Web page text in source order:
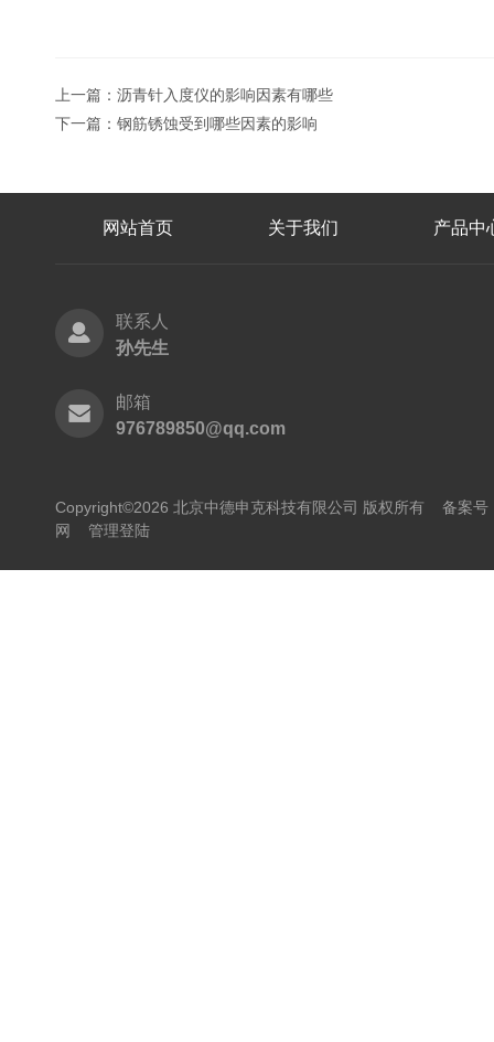
上一篇： 沥青针入度仪的影响因素有哪些
下一篇： 钢筋锈蚀受到哪些因素的影响
网站首页 关于我们 产品中
联系人
孙先生
邮箱
976789850@qq.com
Copyright©2026 北京中德申克科技有限公司 版权所有 备案号
网
管理登陆